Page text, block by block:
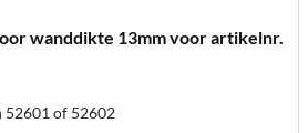
wanddikte 13mm voor artikelnr.
52601 of 52602